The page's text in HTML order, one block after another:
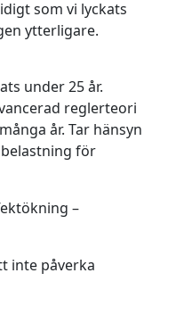
som vi lyckats
ytterligare.
under 25 år.
reglerteori
år. Tar hänsyn
för
–
inte påverka